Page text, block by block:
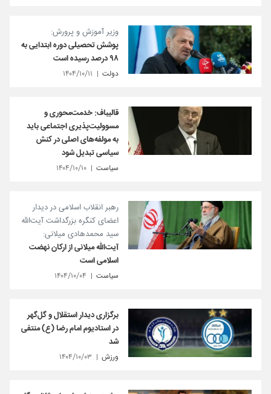
وزیر آموزش و پرورش:
پوشش تحصیلی دوره ابتدایی به
۹۸ درصد رسیده است
دولت ۱۴۰۴/۱۰/۱۱
قالیباف: خدمت‌محوری و
مسوولیت‌پذیری اجتماعی باید
به مولفه‌های اصلی در کنش
سیاسی تبدیل شود
سیاست ۱۴۰۴/۱۰/۱۰
رهبر انقلاب اسلامی در دیدار
اعضای کنگره بزرگداشت آیت‌الله
سید محمدهادی میلانی:
آیت‌الله میلانی از ارکان نهضت
اسلامی است
سیاست ۱۴۰۴/۱۰/۰۴
برگزاری دیدار استقلال و گل‌گهر
در استادیوم امام رضا (ع) منتفی
شد
ورزش ۱۴۰۴/۱۰/۰۳